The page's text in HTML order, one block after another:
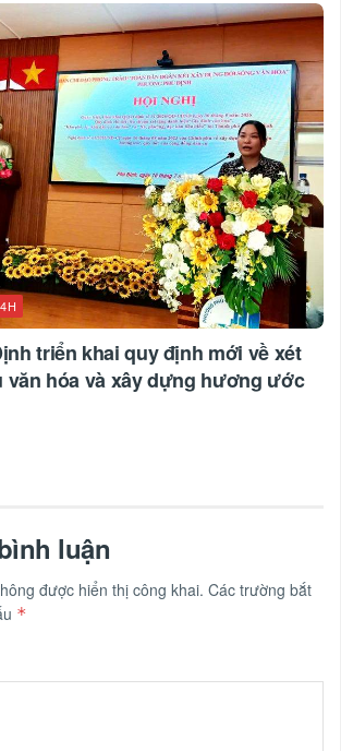
triển khai quy định mới về xét
văn hóa và xây dựng hương ước
luận
được hiển thị công khai. Các trường bắt
*